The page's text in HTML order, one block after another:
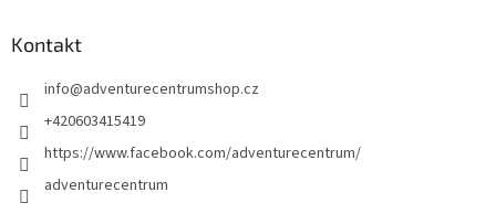
Kontakt
info@adventurecentrumshop.cz
+420603415419
https://www.facebook.com/adventurecentrum/
adventurecentrum